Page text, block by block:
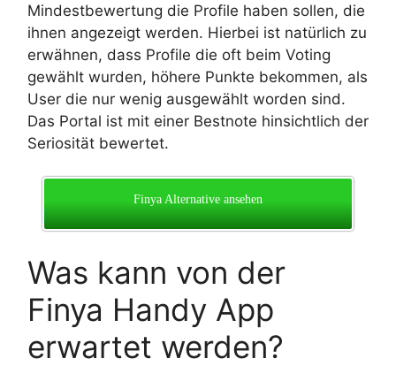
Mindestbewertung die Profile haben sollen, die
ihnen angezeigt werden. Hierbei ist natürlich zu
erwähnen, dass Profile die oft beim Voting
gewählt wurden, höhere Punkte bekommen, als
User die nur wenig ausgewählt worden sind.
Das Portal ist mit einer Bestnote hinsichtlich der
Seriosität bewertet.
Finya Alternative ansehen
Was kann von der
Finya Handy App
erwartet werden?